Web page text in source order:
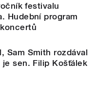
festivalu
Hudební program
Sam Smith rozdával
sen. Filip Košťálek